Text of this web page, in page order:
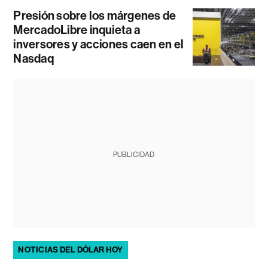
Presión sobre los márgenes de
MercadoLibre inquieta a
inversores y acciones caen en el
Nasdaq
PUBLICIDAD
NOTICIAS DEL DÓLAR HOY